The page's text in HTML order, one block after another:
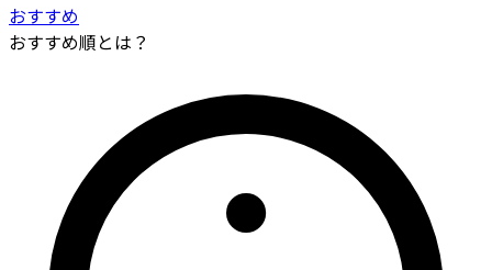
おすすめ
おすすめ順とは？